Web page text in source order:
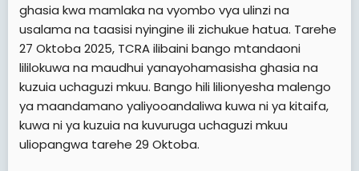
ghasia kwa mamlaka na vyombo vya ulinzi na
usalama na taasisi nyingine ili zichukue hatua. Tarehe
27 Oktoba 2025, TCRA ilibaini bango mtandaoni
lililokuwa na maudhui yanayohamasisha ghasia na
kuzuia uchaguzi mkuu. Bango hili lilionyesha malengo
ya maandamano yaliyooandaliwa kuwa ni ya kitaifa,
kuwa ni ya kuzuia na kuvuruga uchaguzi mkuu
uliopangwa tarehe 29 Oktoba.